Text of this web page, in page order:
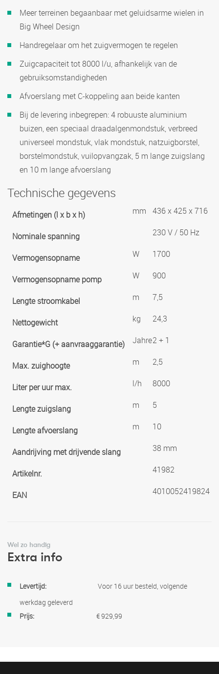
Meer terreinen begaanbaar met geluidsarme wielen in
Big Wheel Design
Handregelaar om het zuigvermogen te regelen
Zuigcapaciteit tot 8000 l/u, afhankelijk van de
gebruiksomstandigheden
Afvoerslang met C-koppeling aan beide kanten
Bij de levering inbegrepen: 4 robuuste aluminium
buizen, een speciaal draadalgenmondstuk, verbreed
universeel mondstuk, vlak mondstuk, natzuigborstel,
borstelmondstuk, vuilopvangzak, 5 m lange zuigslang
en 10 m lange afvoerslang
Technische gegevens
Afmetingen (l x b x h) mm 436 x 425 x 716
Nominale spanning 230 V / 50 Hz
Vermogensopname W 1700
Vermogensopname pomp W 900
Lengte stroomkabel m 7,5
Nettogewicht kg 24,3
Garantie*G (+ aanvraaggarantie) Jahre2 + 1
Max. zuighoogte m 2,5
Liter per uur max. l/h 8000
Lengte zuigslang m 5
Lengte afvoerslang m 10
Aandrijving met drijvende slang 38 mm
Artikelnr. 41982
EAN 4010052419824
Wel zo handig
Extra info
Meer
Voor 16 uur besteld, volgende
werkdag geleverd
€ 929,99